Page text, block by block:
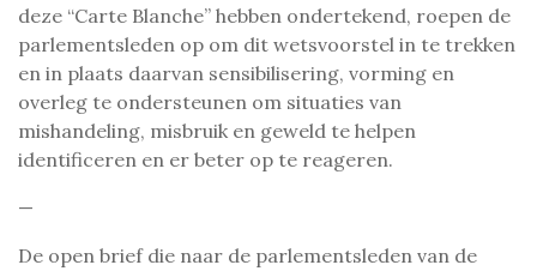
deze “Carte Blanche” hebben ondertekend, roepen de
parlementsleden op om dit wetsvoorstel in te trekken
en in plaats daarvan sensibilisering, vorming en
overleg te ondersteunen om situaties van
mishandeling, misbruik en geweld te helpen
identificeren en er beter op te reageren.
—
De open brief die naar de parlementsleden van de